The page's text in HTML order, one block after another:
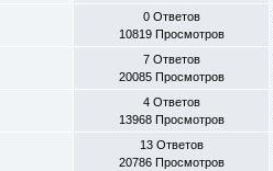
0 Ответов
10819 Просмотров
7 Ответов
20085 Просмотров
4 Ответов
13968 Просмотров
13 Ответов
20786 Просмотров